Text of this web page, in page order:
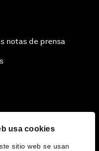
usa cookies
sitio web se usan
notas de prensa